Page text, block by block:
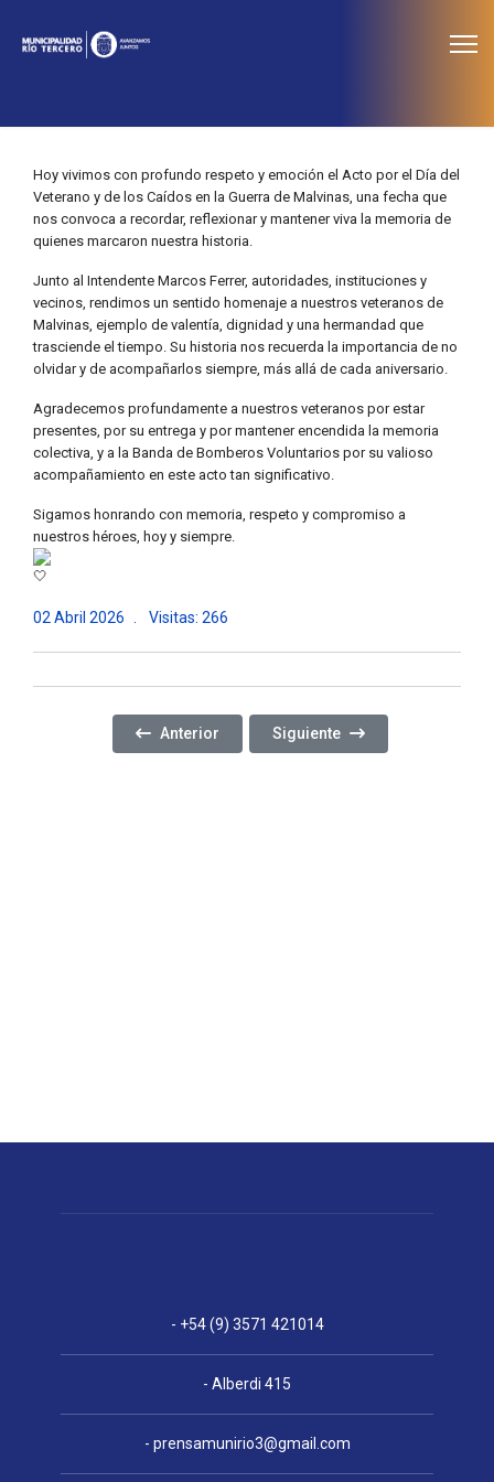
Hoy vivimos con profundo respeto y emoción el Acto por el Día del
Veterano y de los Caídos en la Guerra de Malvinas, una fecha que
nos convoca a recordar, reflexionar y mantener viva la memoria de
quienes marcaron nuestra historia.
Junto al Intendente Marcos Ferrer, autoridades, instituciones y
vecinos, rendimos un sentido homenaje a nuestros veteranos de
Malvinas, ejemplo de valentía, dignidad y una hermandad que
trasciende el tiempo. Su historia nos recuerda la importancia de no
olvidar y de acompañarlos siempre, más allá de cada aniversario.
Agradecemos profundamente a nuestros veteranos por estar
presentes, por su entrega y por mantener encendida la memoria
colectiva, y a la Banda de Bomberos Voluntarios por su valioso
acompañamiento en este acto tan significativo.
Sigamos honrando con memoria, respeto y compromiso a
nuestros héroes, hoy y siempre.
02 Abril 2026 Visitas: 266
Artículo Anterior: COMENZAMOS UN NUEVO AÑO
Anterior Artículo Siguiente: FICHAS
Siguiente
- +54 (9) 3571 421014
- Alberdi 415
- prensamunirio3@gmail.com